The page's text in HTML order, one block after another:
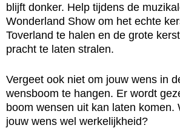
blijft donker. Help tijdens de
Wonderland Show om het echte
Toverland te halen en de grote
pracht te laten stralen.
Vergeet ook niet om jouw wens in
wensboom te hangen. Er wordt
boom wensen uit kan laten komen.
jouw wens wel werkelijkheid?